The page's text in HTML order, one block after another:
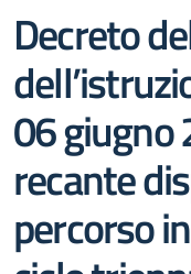
Decreto
06 giugno
recante
percorso